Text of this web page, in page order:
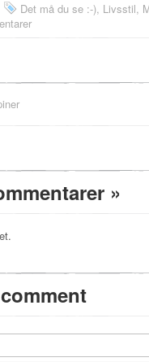
Det må du se :-), Livsstil,
»